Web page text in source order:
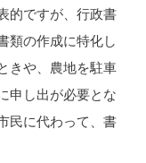
的ですが、行政書
類の作成に特化し
きや、農地を駐車
申し出が必要とな
民に代わって、書